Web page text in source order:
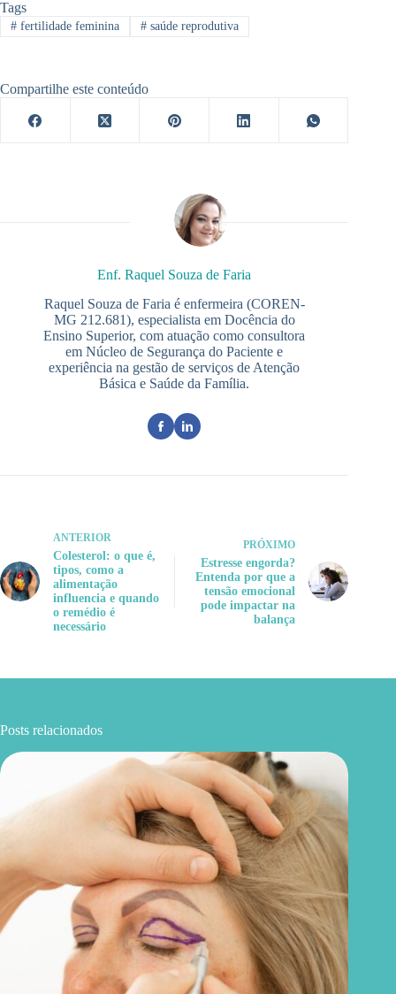
Tags
#fertilidade feminina #saúde reprodutiva
Compartilhe este conteúdo
Enf. Raquel Souza de Faria
Raquel Souza de Faria é enfermeira (COREN-
MG 212.681), especialista em Docência do
Ensino Superior, com atuação como consultora
em Núcleo de Segurança do Paciente e
experiência na gestão de serviços de Atenção
Básica e Saúde da Família.
ANTERIOR
Colesterol: o que é,
tipos, como a
alimentação
influencia e quando
o remédio é
necessário
PRÓXIMO
Estresse engorda?
Entenda por que a
tensão emocional
pode impactar na
balança
Posts relacionados